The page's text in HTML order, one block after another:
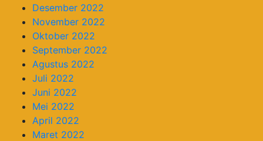
Desember 2022
November 2022
Oktober 2022
September 2022
Agustus 2022
Juli 2022
Juni 2022
Mei 2022
April 2022
Maret 2022